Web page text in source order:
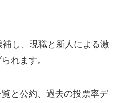
し、現職と新人による激
れます。
と公約、過去の投票率デ